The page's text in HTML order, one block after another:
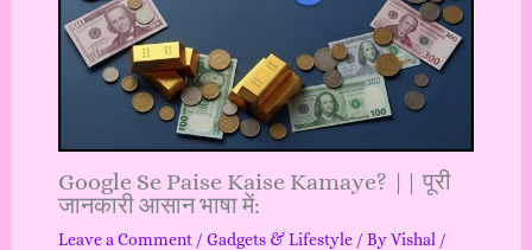
Google Se Paise Kaise Kamaye? || पूरी
जानकारी आसान भाषा में:
Leave a Comment / Gadgets & Lifestyle/ ByVishal /